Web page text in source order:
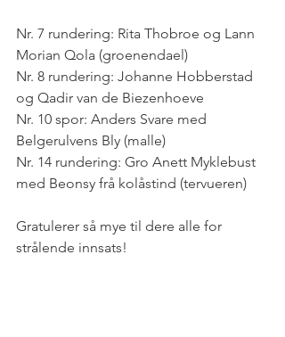
Nr. 7 rundering: Rita Thobroe og Lann
Morian Qola (groenendael)
Nr. 8 rundering: Johanne Hobberstad
og Qadir van de Biezenhoeve
Nr. 10 spor: Anders Svare med
Belgerulvens Bly (malle)
Nr. 14 rundering: Gro Anett Myklebust
med Beonsy frå kolåstind (tervueren)
Gratulerer så mye til dere alle for
strålende innsats!